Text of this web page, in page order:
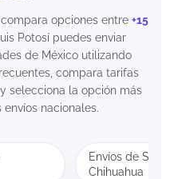
opciones entre +15
Potosí puedes enviar
de México utilizando
compara tarifas
selecciona la opción más
nacionales.
Envíos de San
Chihuahua